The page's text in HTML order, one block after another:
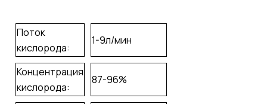
Поток
кислорода:
1-9л/мин
Концентрация
кислорода:
87-96%